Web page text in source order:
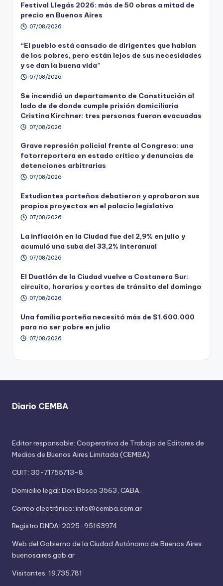
Festival Llegás 2026: más de 50 obras a mitad de
precio en Buenos Aires
07/08/2026
“El pueblo está cansado de dirigentes que hablan
de los pobres, pero están lejos de sus necesidades
y se dan la buena vida”
07/08/2026
Se incendió un departamento de Constitución al
lado de de donde cumple prisión domiciliaria
Cristina Kirchner: tres personas fueron evacuadas
07/08/2026
Grave represión policial frente al Congreso: una
fotorreportera en estado crítico y denuncias de
detenciones arbitrarias
07/08/2026
Estudiantes porteños debatieron y aprobaron sus
propios proyectos en el palacio legislativo
07/08/2026
La inflación en la Ciudad fue del 2,9% en julio y
acumuló una suba del 33,2% interanual
07/08/2026
El Duatlón de la Ciudad vuelve a Costanera Sur:
circuito, horarios y cortes de tránsito del domingo
07/08/2026
Una familia porteña necesitó más de $1.600.000
para no ser pobre en julio
07/08/2026
Diario CEMBA
Editor responsable: Cooperativa de Trabajo de Editores de
Medios de Buenos Aires Limitada (CEMBA)
CUIT: 30-71755713-8
Domicilio legal: Don Bosco 3563, CABA.
Correo electrónico: info@cemba.com.ar
Registro DNDA: 2025-95163974
Web del Gobierno de la Ciudad Autónoma de Buenos Aires:
buenosaires.gob.ar
Visitantes: 19.735.781